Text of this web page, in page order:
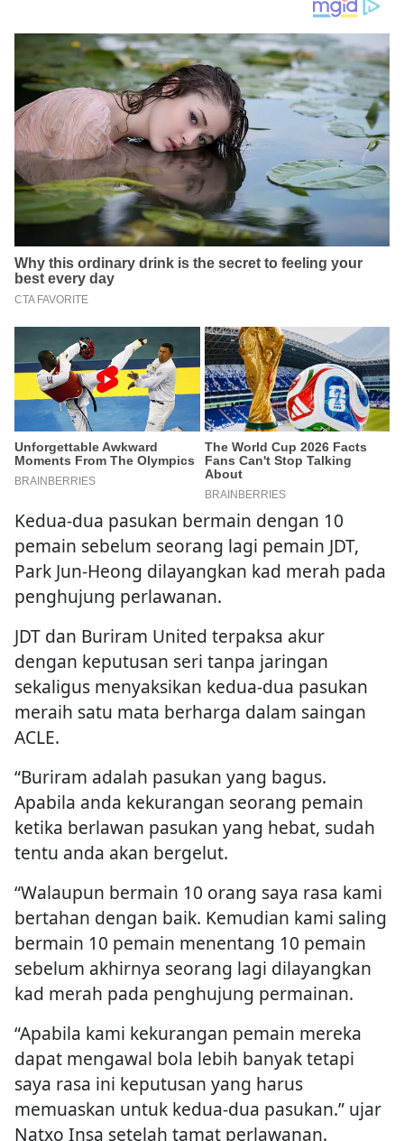
Kedua-dua pasukan bermain dengan 10
pemain sebelum seorang lagi pemain JDT,
Park Jun-Heong dilayangkan kad merah pada
penghujung perlawanan.
JDT dan Buriram United terpaksa akur
dengan keputusan seri tanpa jaringan
sekaligus menyaksikan kedua-dua pasukan
meraih satu mata berharga dalam saingan
ACLE.
“Buriram adalah pasukan yang bagus.
Apabila anda kekurangan seorang pemain
ketika berlawan pasukan yang hebat, sudah
tentu anda akan bergelut.
“Walaupun bermain 10 orang saya rasa kami
bertahan dengan baik. Kemudian kami saling
bermain 10 pemain menentang 10 pemain
sebelum akhirnya seorang lagi dilayangkan
kad merah pada penghujung permainan.
“Apabila kami kekurangan pemain mereka
dapat mengawal bola lebih banyak tetapi
saya rasa ini keputusan yang harus
memuaskan untuk kedua-dua pasukan.” ujar
Natxo Insa setelah tamat perlawanan.